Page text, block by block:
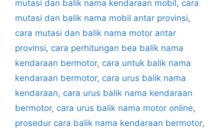
mutasi dan balik nama kendaraan mobil, cara
mutasi dan balik nama mobil antar provinsi,
cara mutasi dan balik nama motor antar
provinsi, cara perhitungan bea balik nama
kendaraan bermotor, cara untuk balik nama
kendaraan bermotor, cara urus balik nama
kendaraan, cara urus balik nama kendaraan
bermotor, cara urus balik nama motor online,
prosedur cara balik nama kendaraan bermotor,